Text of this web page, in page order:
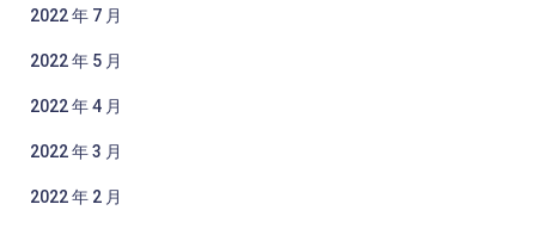
2022 年 7 月
2022 年 5 月
2022 年 4 月
2022 年 3 月
2022 年 2 月